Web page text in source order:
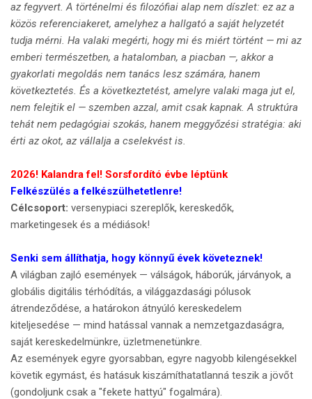
az fegyvert. A történelmi és filozófiai alap nem díszlet: ez az a
közös referenciakeret, amelyhez a hallgató a saját helyzetét
tudja mérni. Ha valaki megérti, hogy mi és miért történt — mi az
emberi természetben, a hatalomban, a piacban —, akkor a
gyakorlati megoldás nem tanács lesz számára, hanem
következtetés. És a következtetést, amelyre valaki maga jut el,
nem felejtik el — szemben azzal, amit csak kapnak. A struktúra
tehát nem pedagógiai szokás, hanem meggyőzési stratégia: aki
érti az okot, az vállalja a cselekvést is.
2026! Kalandra fel! Sorsfordító évbe léptünk
Felkészülés a felkészülhetetlenre!
Célcsoport: versenypiaci szereplők, kereskedők,
marketingesek és a médiások!
Senki sem állíthatja, hogy könnyű évek követeznek!
A világban zajló események — válságok, háborúk, járványok, a
globális digitális térhódítás, a világgazdasági pólusok
átrendeződése, a határokon átnyúló kereskedelem
kiteljesedése — mind hatással vannak a nemzetgazdaságra,
saját kereskedelmünkre, üzletmenetünkre.
Az események egyre gyorsabban, egyre nagyobb kilengésekkel
követik egymást, és hatásuk kiszámíthatatlanná teszik a jövőt
(gondoljunk csak a "fekete hattyú" fogalmára).